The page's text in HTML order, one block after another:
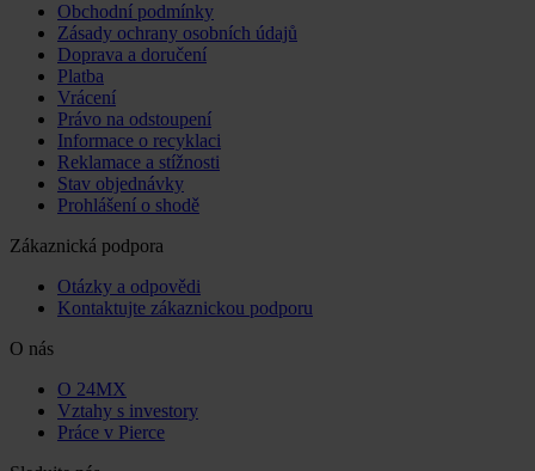
Obchodní podmínky
Zásady ochrany osobních údajů
Doprava a doručení
Platba
Vrácení
Právo na odstoupení
Informace o recyklaci
Reklamace a stížnosti
Stav objednávky
Prohlášení o shodě
Zákaznická podpora
Otázky a odpovědi
Kontaktujte zákaznickou podporu
O nás
O 24MX
Vztahy s investory
Práce v Pierce